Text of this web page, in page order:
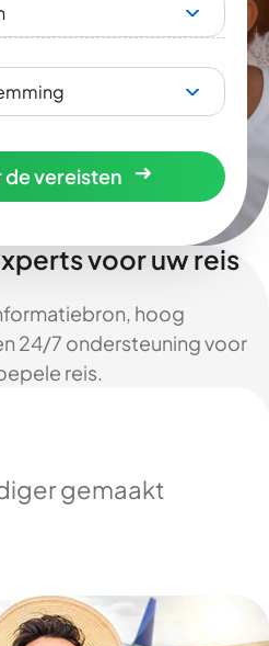
vereisten
voor uw reis
hoog
24/7 ondersteuning voor
reis.
gemaakt